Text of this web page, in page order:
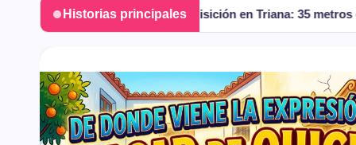
Historias principales
de la Inquisición en Triana: 35 metros de «mal bajío»,